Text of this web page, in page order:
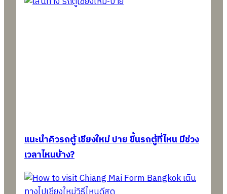
แนะนำคิวรถตู้ เชียงใหม่ ปาย ขึ้นรถตู้ที่ไหน มีช่วง
เวลาไหนบ้าง?